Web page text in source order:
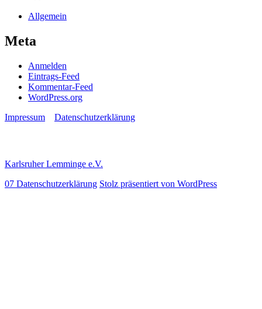
Allgemein
Meta
Anmelden
Eintrags-Feed
Kommentar-Feed
WordPress.org
Impressum
Datenschutzerklärung
Karlsruher Lemminge e.V.
07 Datenschutzerklärung Stolz präsentiert von WordPress